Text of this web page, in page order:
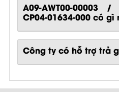
A09-AWT00-00003 /
CP04-01634-000có gì
Công ty có hỗ trợ trả